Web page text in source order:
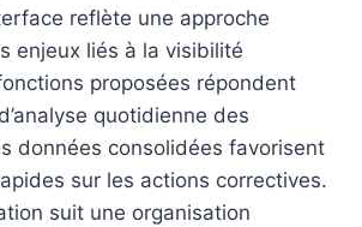
reflète une approche
enjeux liés à la visibilité
proposées répondent
quotidienne des
données consolidées favorisent
sur les actions correctives.
suit une organisation